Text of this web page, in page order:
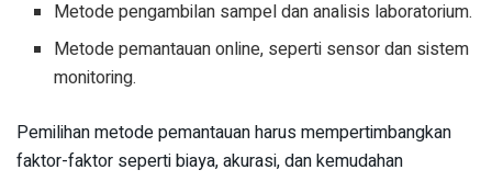
Metode pengambilan sampel dan analisis laboratorium.
Metode pemantauan online, seperti sensor dan sistem
monitoring.
Pemilihan metode pemantauan harus mempertimbangkan
faktor-faktor seperti biaya, akurasi, dan kemudahan